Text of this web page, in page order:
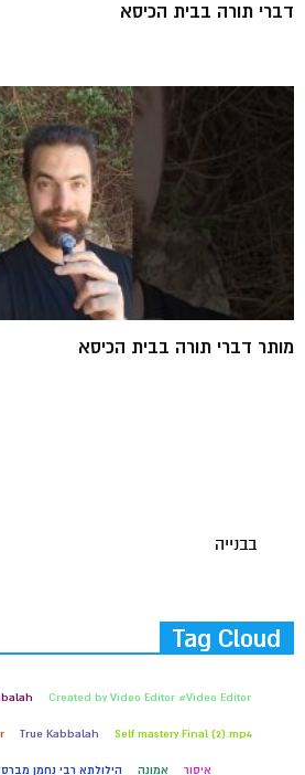
דברי תורה בבית הכיסא
מותר דברי תורה בבית הכיסא
בבנייה
Tag Cloud
Created by Video Editor #Video Editor
Self mastery Final (2).mp4
True Kabbalah
איסור אמונה הילולתא רבי נחמן